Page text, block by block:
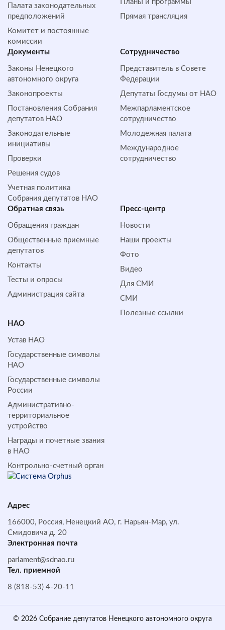
Палата законодательных
предположений
Комитет и постоянные
комиссии
Планы и программы
Прямая трансляция
Документы
Законы Ненецкого
автономного округа
Законопроекты
Постановления Собрания
депутатов НАО
Законодательные
инициативы
Проверки
Решения судов
Учетная политика
Собрания депутатов НАО
Сотрудничество
Представитель в Совете
Федерации
Депутаты Госдумы от НАО
Межпарламентское
сотрудничество
Молодежная палата
Международное
сотрудничество
Обратная cвязь
Обращения граждан
Общественные приемные
депутатов
Контакты
Тесты и опросы
Администрация сайта
Пресс-центр
Новости
Наши проекты
Фото
Видео
Для СМИ
СМИ
Полезные ссылки
НАО
Устав НАО
Государственные символы
НАО
Государственные символы
России
Административно-
территориальное
устройство
Награды и почетные звания
в НАО
Контрольно-счетный орган
Адрес
166000, Россия, Ненецкий АО, г. Нарьян-Мар, ул.
Смидовича д. 20
Электронная почта
parlament@sdnao.ru
Тел. приемной
8 (818-53) 4-20-11
© 2026 Собрание депутатов Ненецкого автономного округа